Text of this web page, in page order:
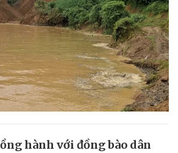
hành với đồng bào dân